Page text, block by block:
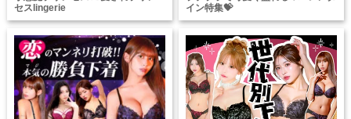
セスlingerie
イン特集💝